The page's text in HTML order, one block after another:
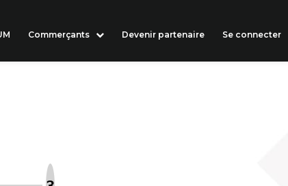
Commerçants Devenir partenaire Se connecter